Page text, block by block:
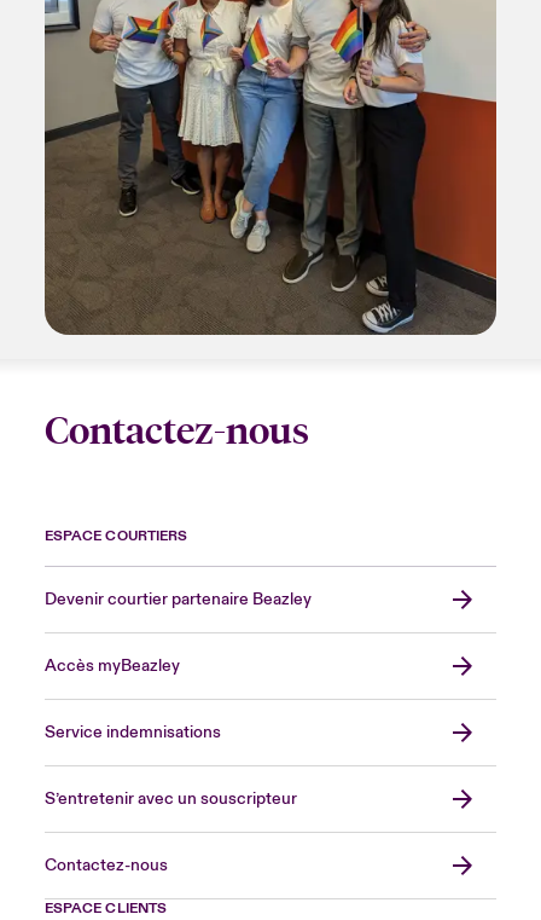
Contactez-nous
ESPACE COURTIERS
Devenir courtier partenaire Beazley
Accès myBeazley
Service indemnisations
S’entretenir avec un souscripteur
Contactez-nous
ESPACE CLIENTS